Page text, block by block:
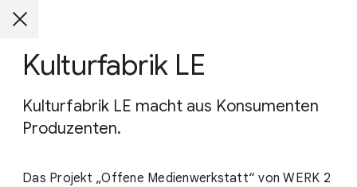
Kulturfabrik LE
Kulturfabrik LE macht aus Konsumenten
Produzenten.
Das Projekt „Offene Medienwerkstatt“ von WERK 2